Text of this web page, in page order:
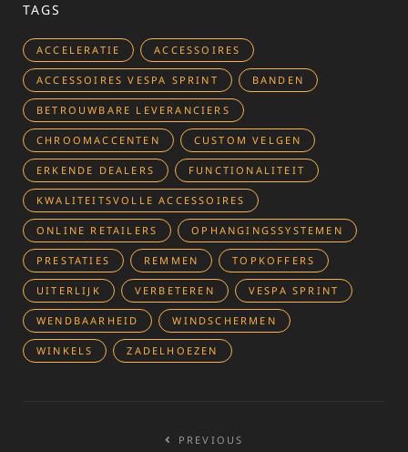
TAGS
ACCELERATIE ACCESSOIRES
ACCESSOIRES VESPA SPRINT BANDEN
BETROUWBARE LEVERANCIERS
CHROOMACCENTEN CUSTOM VELGEN
ERKENDE DEALERS FUNCTIONALITEIT
KWALITEITSVOLLE ACCESSOIRES
ONLINE RETAILERS OPHANGINGSSYSTEMEN
PRESTATIES REMMEN TOPKOFFERS
UITERLIJK VERBETEREN VESPA SPRINT
WENDBAARHEID WINDSCHERMEN
WINKELS ZADELHOEZEN
PREVIOUS